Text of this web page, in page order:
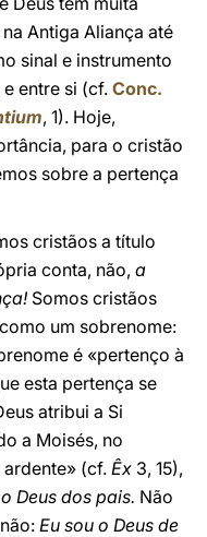
Antiga Aliança até
sinal e instrumento
entre si (cf.Conc.
, 1). Hoje,
para o cristão
sobre a pertença
cristãos a título
conta, não, a
Somos cristãos
um sobrenome:
é «pertenço à
esta pertença se
atribui a Si
a Moisés, no
(cf. Êx 3, 15),
o Deus dos pais. Não
Eu sou o Deus de